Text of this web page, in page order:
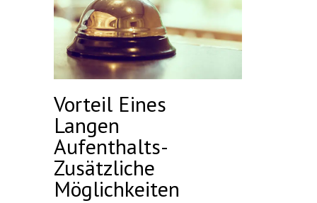
Vorteil Eines
Langen
Aufenthalts-
Zusätzliche
Möglichkeiten